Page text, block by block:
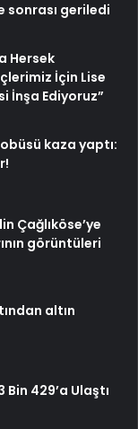
sonrası geriledi
Hersek
İçin Lise
İnşa Ediyoruz”
kaza yaptı:
Çağlıköse’ye
görüntüleri
altın
Bin 429’a Ulaştı